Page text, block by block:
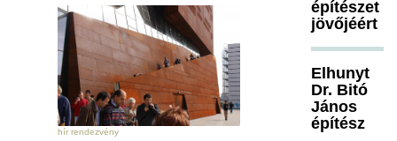
hír rendezvény
építészet
jövőjéért
Elhunyt
Dr. Bitó
János
építész